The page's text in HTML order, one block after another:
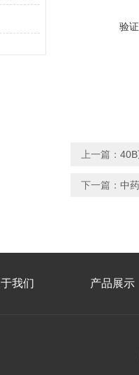
验证
上一篇：
下一篇： 中
我们 产品展示